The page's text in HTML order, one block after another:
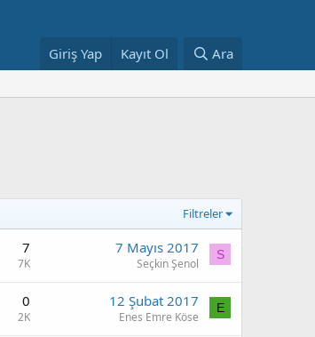
Giriş Yap Kayıt Ol Ara
Filtreler
7
7K
7 Mayıs 2017
Seçkin Şenol
S
0
2K
12 Şubat 2017
Enes Emre Köse
E